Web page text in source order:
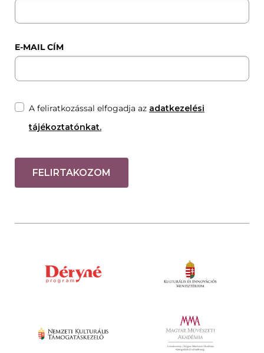
E-MAIL CÍM
A feliratkozással elfogadja az adatkezelési
tájékoztatónkat.
FELIRTAKOZOM